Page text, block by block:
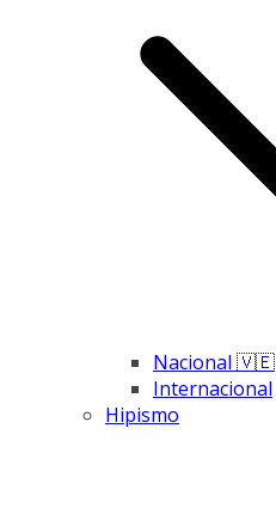
Nacional 🇻🇪
Internacional
Hipismo